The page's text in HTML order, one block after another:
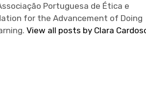
Portuguesa de Ética e
for the Advancement of Doing
View all posts by Clara